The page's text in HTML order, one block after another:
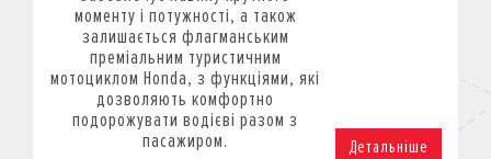
моменту і потужності, а також
залишається флагманським
преміальним туристичним
мотоциклом Honda, з функціями, які
дозволяють комфортно
подорожувати водієві разом з
пасажиром.
Детальніше